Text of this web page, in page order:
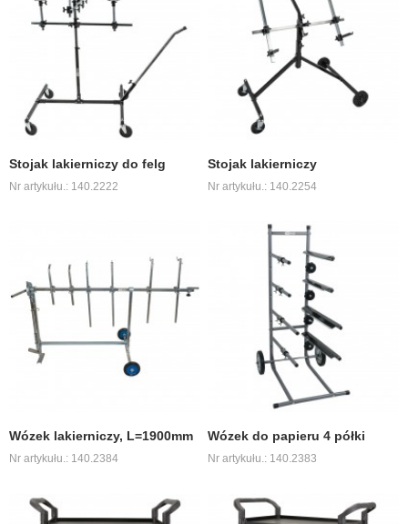
Stojak lakierniczy do felg
Nr artykułu.: 140.2222
Stojak lakierniczy
Nr artykułu.: 140.2254
Wózek lakierniczy, L=1900mm
Nr artykułu.: 140.2384
Wózek do papieru 4 półki
Nr artykułu.: 140.2383